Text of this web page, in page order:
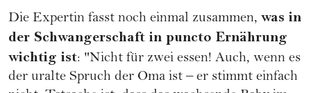
Die Expertin fasst noch einmal zusammen, was in
der Schwangerschaft in puncto Ernährung
wichtig ist: "Nicht für zwei essen! Auch, wenn es
der uralte Spruch der Oma ist – er stimmt einfach